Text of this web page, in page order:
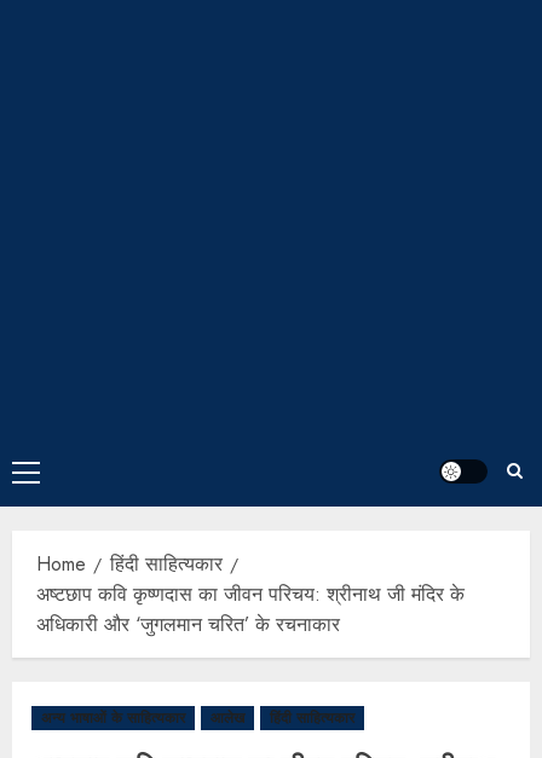
Home
हिंदी साहित्यकार
अष्टछाप कवि कृष्णदास का जीवन परिचय: श्रीनाथ जी मंदिर के
अधिकारी और ‘जुगलमान चरित’ के रचनाकार
अन्य भाषाओं के साहित्यकार आलेख हिंदी साहित्यकार